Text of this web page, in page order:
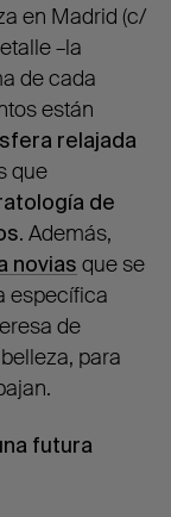
en Madrid (c/
–la
de cada
están
relajada
que
de
. Además,
novias que se
específica
de
para
futura